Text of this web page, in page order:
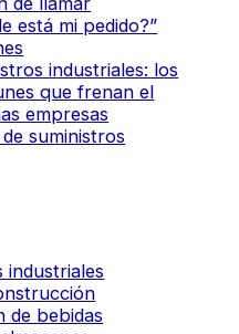
está mi pedido?”
industriales: los
que frenan el
empresas
suministros
industriales
de bebidas